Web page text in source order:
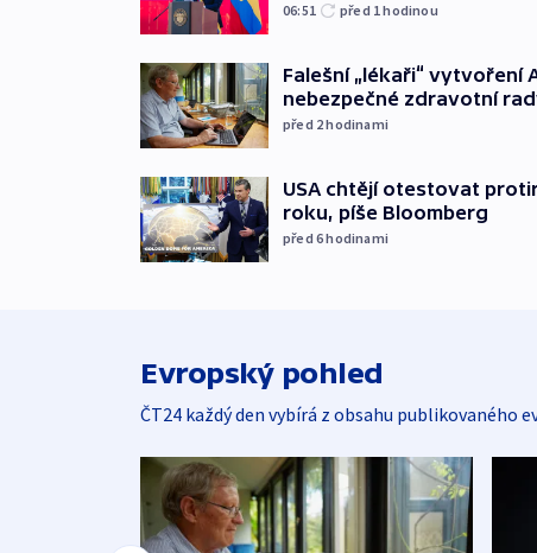
06:51 před 1hodinou
Falešní „lékaři“ vytvoření
nebezpečné zdravotní
před 2hodinami
USA chtějí otestovat
roku, píše Bloomberg
před 6hodinami
Evropský pohled
ČT24 každý den vybírá z obsahu publikovaného